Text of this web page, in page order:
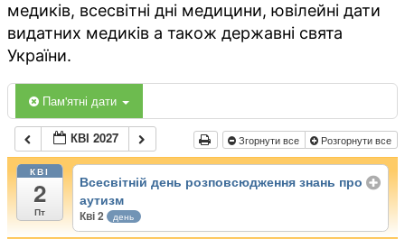
медиків, всесвітні дні медицини, ювілейні дати
видатних медиків а також державні свята
України.
Пам'ятні дати
КВІ 2027 Згорнути все Розгорнути все
КВІ
2
Пт
Всесвітній день розповсюдження знань про
аутизм
Кві 2 день